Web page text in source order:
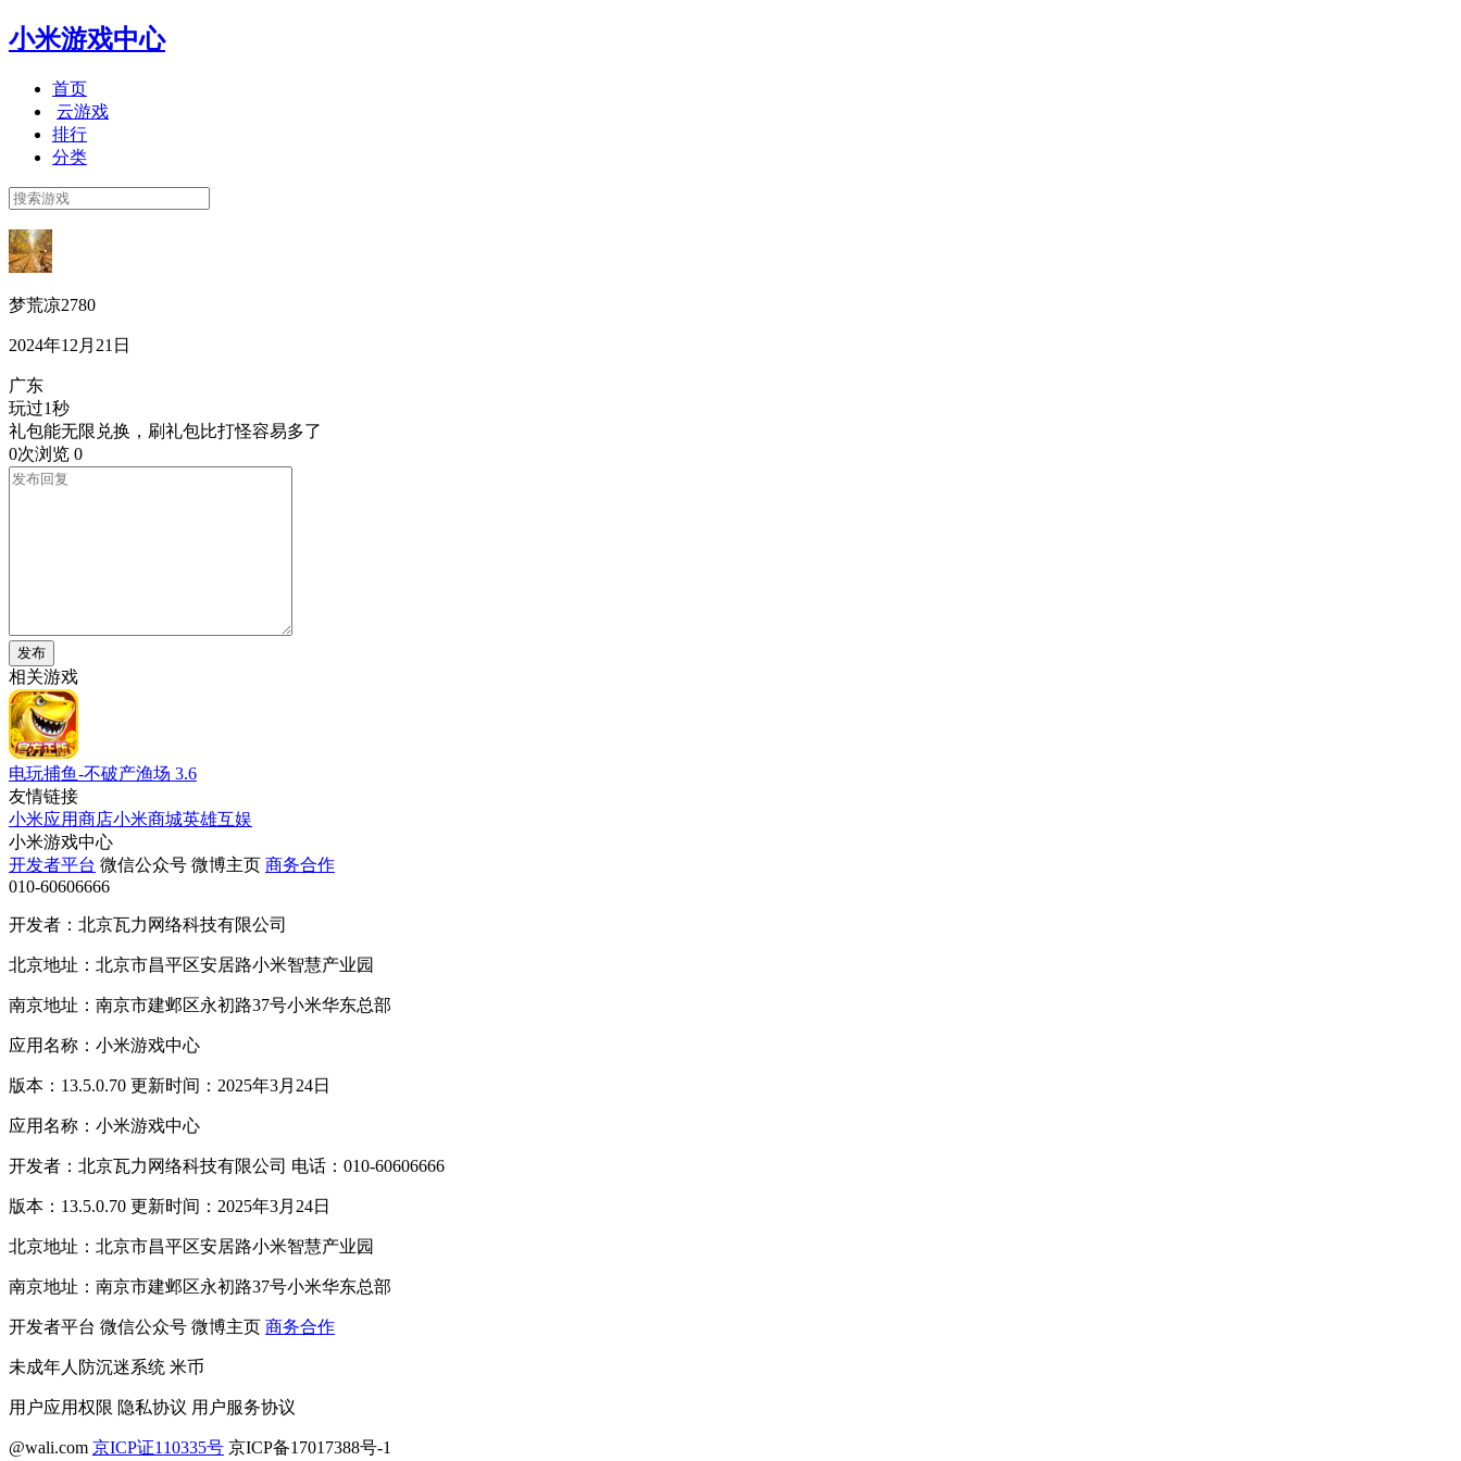
小米游戏中心
首页
云游戏
排行
分类
梦荒凉2780
2024年12月21日
广东
玩过1秒
礼包能无限兑换，刷礼包比打怪容易多了
0次浏览 0
发布
相关游戏
电玩捕鱼-不破产渔场 3.6
友情链接
小米应用商店小米商城英雄互娱
小米游戏中心
开发者平台 微信公众号 微博主页 商务合作
010-60606666
开发者：北京瓦力网络科技有限公司
北京地址：北京市昌平区安居路小米智慧产业园
南京地址：南京市建邺区永初路37号小米华东总部
应用名称：小米游戏中心
版本：13.5.0.70 更新时间：2025年3月24日
应用名称：小米游戏中心
开发者：北京瓦力网络科技有限公司 电话：010-60606666
版本：13.5.0.70 更新时间：2025年3月24日
北京地址：北京市昌平区安居路小米智慧产业园
南京地址：南京市建邺区永初路37号小米华东总部
开发者平台 微信公众号 微博主页 商务合作
未成年人防沉迷系统 米币
用户应用权限 隐私协议 用户服务协议
@wali.com 京ICP证110335号 京ICP备17017388号-1